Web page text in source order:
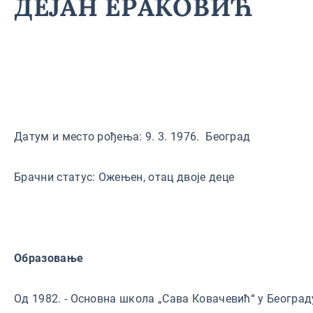
ДЕЈАН ЕРАКОВИЋ
Датум и место рођења: 9. 3. 1976. Београд
Брачни статус: Ожењен, отац двоје деце
Образовање
Од 1982. - Основна школа „Сава Ковачевић“ у